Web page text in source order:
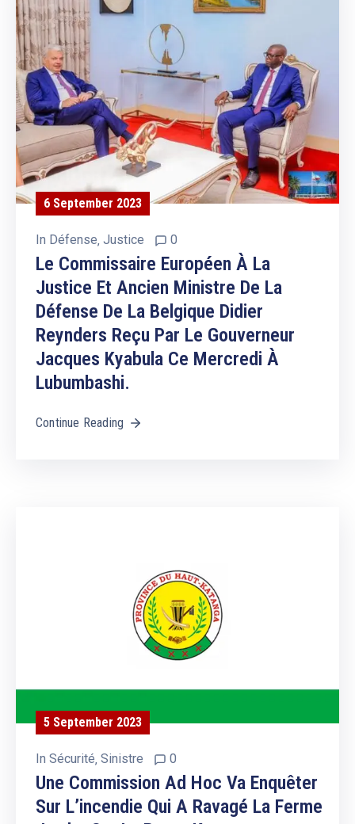
6 September 2023
In Défense‚ Justice 0
Le Commissaire Européen À La
Justice Et Ancien Ministre De La
Défense De La Belgique Didier
Reynders Reçu Par Le Gouverneur
Jacques Kyabula Ce Mercredi À
Lubumbashi.
Continue Reading
5 September 2023
In Sécurité‚ Sinistre 0
Une Commission Ad Hoc Va Enquêter
Sur L’incendie Qui A Ravagé La Ferme